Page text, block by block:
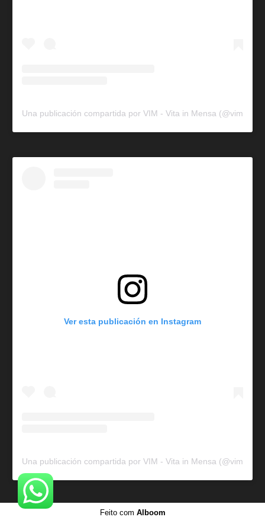
Una publicación compartida por VIM - Vita in Mensa (@vim.tt)
Ver esta publicación en Instagram
Una publicación compartida por VIM - Vita in Mensa (@vim.tt)
Feito com Alboom